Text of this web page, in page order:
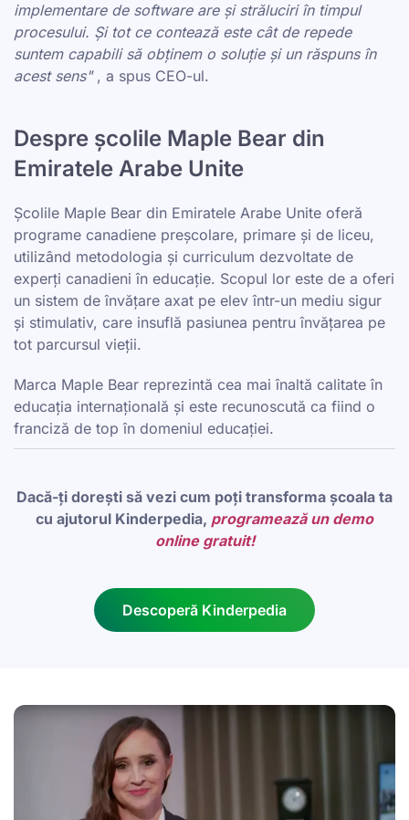
implementare de software are și străluciri în timpul
procesului. Și tot ce contează este cât de repede
suntem capabili să obținem o soluție și un răspuns în
acest sens" , a spus CEO-ul.
Despre școlile Maple Bear din
Emiratele Arabe Unite
Școlile Maple Bear din Emiratele Arabe Unite oferă
programe canadiene preșcolare, primare și de liceu,
utilizând metodologia și curriculum dezvoltate de
experți canadieni în educație. Scopul lor este de a oferi
un sistem de învățare axat pe elev într-un mediu sigur
și stimulativ, care insuflă pasiunea pentru învățarea pe
tot parcursul vieții.
Marca Maple Bear reprezintă cea mai înaltă calitate în
educația internațională și este recunoscută ca fiind o
franciză de top în domeniul educației.
Dacă-ți dorești să vezi cum poți transforma școala ta
cu ajutorul Kinderpedia, programează un demo
online gratuit!
Descoperă Kinderpedia